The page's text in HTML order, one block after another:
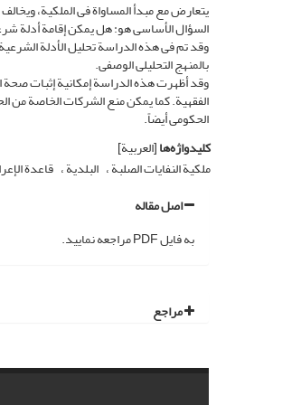
یتعارض مع مبدأ المساواة فی الملکیة، ویخالف
السؤال الأساسی هو: هل یمکن إقامة أدلة
وقد تم فی هذه الدراسة تحلیل الأدلة
بالمنهج التحلیلی الوصفی.
وقد أظهرت هذه الدراسة إمکانیة إثبات صحة
الفقهیة. کما یمکن منع الشرکات الخاصة من
الحکومی أیضاً.
کلیدواژه‌ها[العربیة]
ملکیة النفایات الصلبة البلدیة قاعدة
اصل مقاله
به فایل PDF مراجعه نمایید.
مراجع